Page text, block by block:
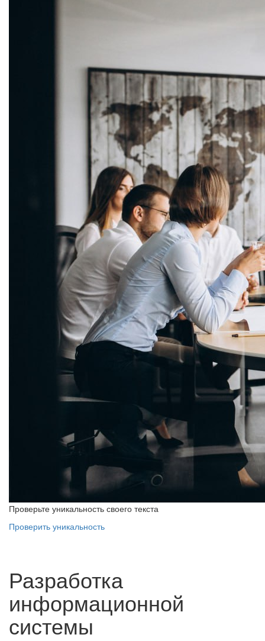
Проверьте уникальность своего текста
Проверить уникальность
Разработка
информационной
системы